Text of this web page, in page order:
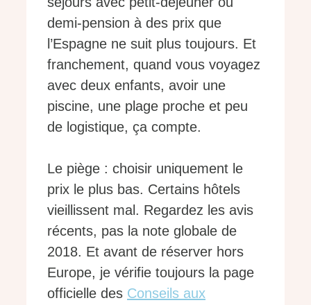
demi-pension à des prix que
l’Espagne ne suit plus toujours. Et
franchement, quand vous voyagez
avec deux enfants, avoir une
piscine, une plage proche et peu
de logistique, ça compte.
Le piège : choisir uniquement le
prix le plus bas. Certains hôtels
vieillissent mal. Regardez les avis
récents, pas la note globale de
2018. Et avant de réserver hors
Europe, je vérifie toujours la page
officielle des Conseils aux